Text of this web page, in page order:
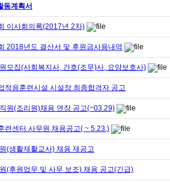
동계획서
이사회의록(2017년 2차)
2018년도 결산서 및 후원금사용내역
모집(사회복지사, 간호(조무)사, 요양보호사)
적응훈련시설 시설장 최종합격자 공고
원(조리원)채용 연장 공고(~03.29)
련센터 사무원 채용공고( ~ 5.23.)
(생활재활교사) 채용 재공고
(후원업무 및 사무 보조) 채용 공고(긴급)